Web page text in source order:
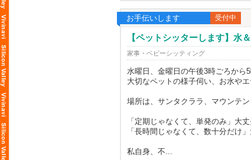
お手伝いします 受付中
【ペットシッターします】水
家事・ベビーシッティング
水曜日、金曜日の午後3時ごろから
大切なペットの様子伺い、お水や
場所は、サンタクララ、マウンテ
「定期じゃなくて、単発のみ」大丈
「長時間じゃなくて、数十分だけ
私自身、不...